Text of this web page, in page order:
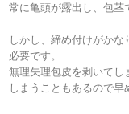
常に亀頭が露出し、包茎
しかし、締め付けがか
必要です。
無理矢理包皮を剥いてし
しまうこともあるので早